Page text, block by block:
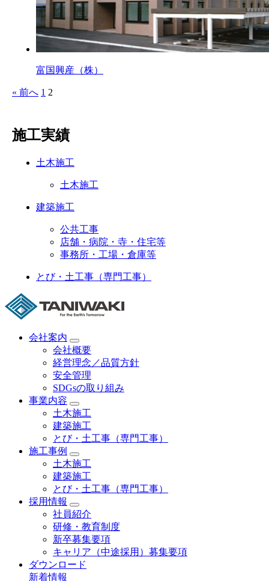
富国興産（株）
« 前へ 1 2
施工実績
土木施工
土木施工
建築施工
公共工事
店舗・病院・寺・住宅等
事務所・工場・倉庫等
とび・土工事（専門工事）
会社案内
会社概要
経営理念／品質方針
安全管理
SDGsの取り組み
事業内容
土木施工
建築施工
とび・土工事（専門工事）
施工事例
土木施工
建築施工
とび・土工事（専門工事）
採用情報
社員紹介
研修・教育制度
新卒募集要項
キャリア（中途採用）募集要項
ダウンロード
新着情報